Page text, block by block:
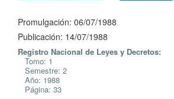
Promulgación: 06/07/1988
Publicación: 14/07/1988
Registro Nacional de Leyes y Decretos:
Tomo: 1
Semestre: 2
Año: 1988
Página: 33